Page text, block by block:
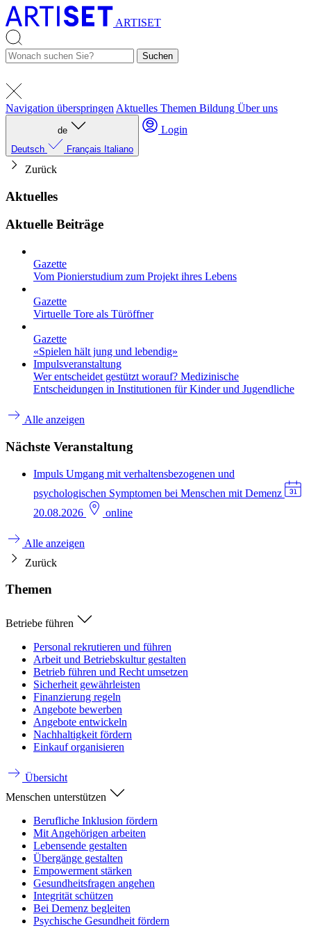
ARTISET
Suchen
Navigation überspringen Aktuelles Themen Bildung Über uns
de
Deutsch
Français Italiano
Login
Zurück
Aktuelles
Aktuelle Beiträge
Gazette
Vom Pionierstudium zum Projekt ihres Lebens
Gazette
Virtuelle Tore als Türöffner
Gazette
«Spielen hält jung und lebendig»
Impulsveranstaltung
Wer entscheidet gestützt worauf? Medizinische
Entscheidungen in Institutionen für Kinder und Jugendliche
Alle anzeigen
Nächste Veranstaltung
Impuls Umgang mit verhaltensbezogenen und
psychologischen Symptomen bei Menschen mit Demenz
20.08.2026
online
Alle anzeigen
Zurück
Themen
Betriebe führen
Personal rekrutieren und führen
Arbeit und Betriebskultur gestalten
Betrieb führen und Recht umsetzen
Sicherheit gewährleisten
Finanzierung regeln
Angebote bewerben
Angebote entwickeln
Nachhaltigkeit fördern
Einkauf organisieren
Übersicht
Menschen unterstützen
Berufliche Inklusion fördern
Mit Angehörigen arbeiten
Lebensende gestalten
Übergänge gestalten
Empowerment stärken
Gesundheitsfragen angehen
Integrität schützen
Bei Demenz begleiten
Psychische Gesundheit fördern